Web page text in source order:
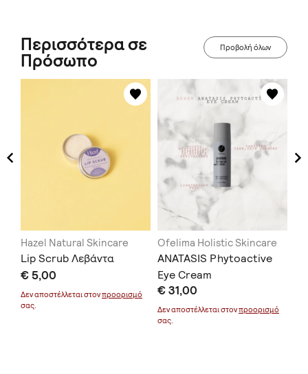
Περισσότερα σε
Πρόσωπο
Προβολή όλων
Hazel Natural Skincare
Lip Scrub Λεβάντα
€ 5,00
Δεν αποστέλλεται στονπροορισμό
σας.
Ofelima Holistic Skincare
ANATASIS Phytoactive
Eye Cream
€ 31,00
Δεν αποστέλλεται στονπροορισμό
σας.